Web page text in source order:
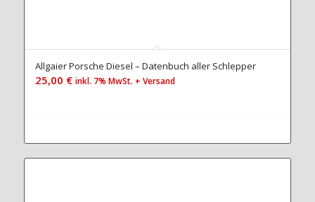
Allgaier Porsche Diesel – Datenbuch aller Schlepper
25,00 € inkl. 7% MwSt. + Versand